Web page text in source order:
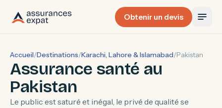
Obtenir un devis
Accueil/Destinations/Karachi, Lahore & Islamabad/Pakistan
Assurance santé au
Pakistan
Le public est saturé et inégal, le privé de qualité se